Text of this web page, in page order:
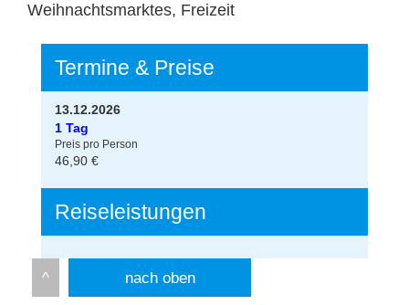
Weihnachtsmarktes, Freizeit
Termine & Preise
13.12.2026
1 Tag
Preis pro Person
46,90 €
Reiseleistungen
nach oben